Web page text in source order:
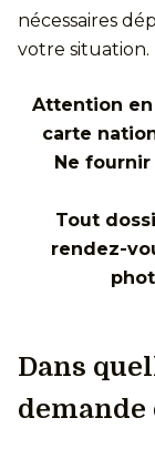
nécessaires
votre situation.
Attention
carte
Ne fournir
Tout
rendez-
Dans
demande